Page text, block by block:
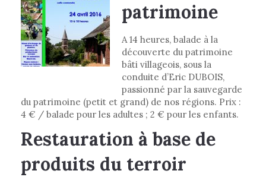
patrimoine
A 14 heures, balade à la
découverte du patrimoine
bâti villageois, sous la
conduite d’Eric DUBOIS,
passionné par la sauvegarde
du patrimoine (petit et grand) de nos régions. Prix :
4 € / balade pour les adultes ; 2 € pour les enfants.
Restauration à base de
produits du terroir